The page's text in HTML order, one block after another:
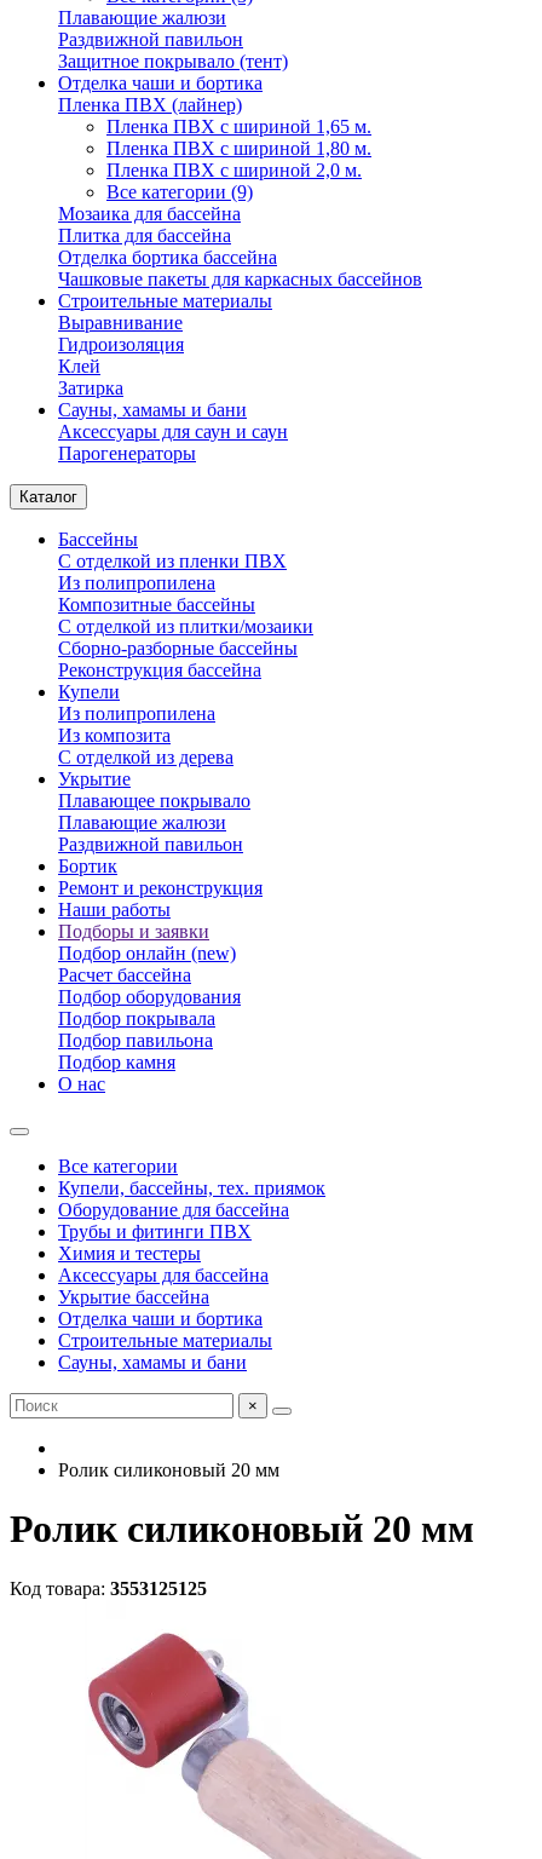
Плавающие жалюзи
Раздвижной павильон
Защитное покрывало (тент)
Отделка чаши и бортика
Пленка ПВХ (лайнер)
Пленка ПВХ с шириной 1,65 м.
Пленка ПВХ с шириной 1,80 м.
Пленка ПВХ с шириной 2,0 м.
Все категории (9)
Мозаика для бассейна
Плитка для бассейна
Отделка бортика бассейна
Чашковые пакеты для каркасных бассейнов
Строительные материалы
Выравнивание
Гидроизоляция
Клей
Затирка
Сауны, хамамы и бани
Аксессуары для саун и саун
Парогенераторы
Каталог
Бассейны
С отделкой из пленки ПВХ
Из полипропилена
Композитные бассейны
С отделкой из плитки/мозаики
Сборно-разборные бассейны
Реконструкция бассейна
Купели
Из полипропилена
Из композита
С отделкой из дерева
Укрытие
Плавающее покрывало
Плавающие жалюзи
Раздвижной павильон
Бортик
Ремонт и реконструкция
Наши работы
Подборы и заявки
Подбор онлайн (new)
Расчет бассейна
Подбор оборудования
Подбор покрывала
Подбор павильона
Подбор камня
О нас
Все категории
Купели, бассейны, тех. приямок
Оборудование для бассейна
Трубы и фитинги ПВХ
Химия и тестеры
Аксессуары для бассейна
Укрытие бассейна
Отделка чаши и бортика
Строительные материалы
Сауны, хамамы и бани
×
Ролик силиконовый 20 мм
Ролик силиконовый 20 мм
Код товара: 3553125125